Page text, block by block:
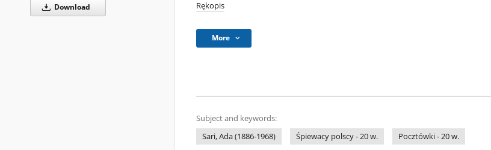
Download
Rękopis
More
Subject and keywords:
Sari, Ada (1886-1968)
Śpiewacy polscy - 20 w. Pocztówki - 20 w.